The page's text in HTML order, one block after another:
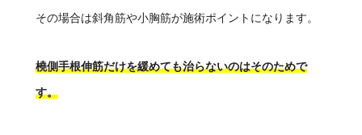
その場合は斜角筋や小胸筋が施術ポイントになります。
橈側手根伸筋だけを緩めても治らないのはそのためで
す。